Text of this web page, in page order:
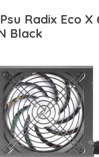
Radix Eco X
Black